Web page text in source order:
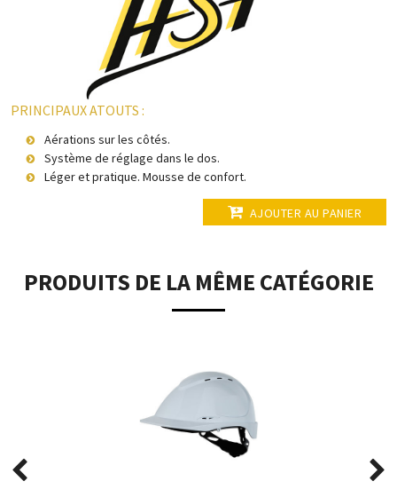
PRINCIPAUX ATOUTS :
Aérations sur les côtés.
Système de réglage dans le dos.
Léger et pratique. Mousse de confort.
AJOUTER AU PANIER
PRODUITS DE LA MÊME CATÉGORIE